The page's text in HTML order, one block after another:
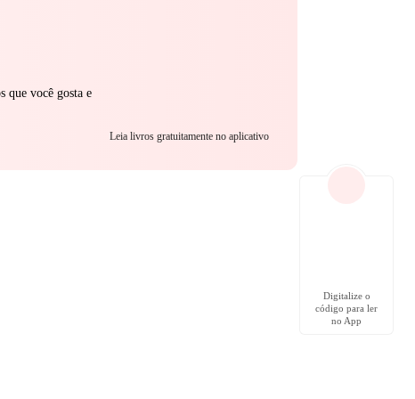
que você gosta e
Leia livros gratuitamente no aplicativo
Digitalize o
código para ler
no App